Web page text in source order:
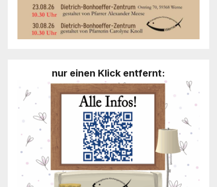
nur einen Klick entfernt: